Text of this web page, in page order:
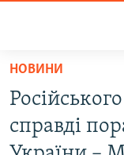
Перейти
основного
матеріалу
Перейти
ВІДЕО ТА ФОТО
НОВИНИ
справді